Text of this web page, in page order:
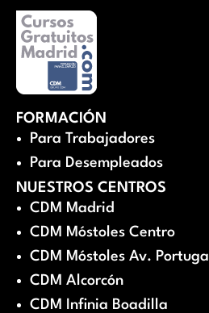
FORMACIÓN
Para Trabajadores
Para Desempleados
NUESTROS CENTROS
CDM Madrid
CDM Móstoles Centro
CDM Móstoles Av. Portugal
CDM Alcorcón
CDM Infinia Boadilla